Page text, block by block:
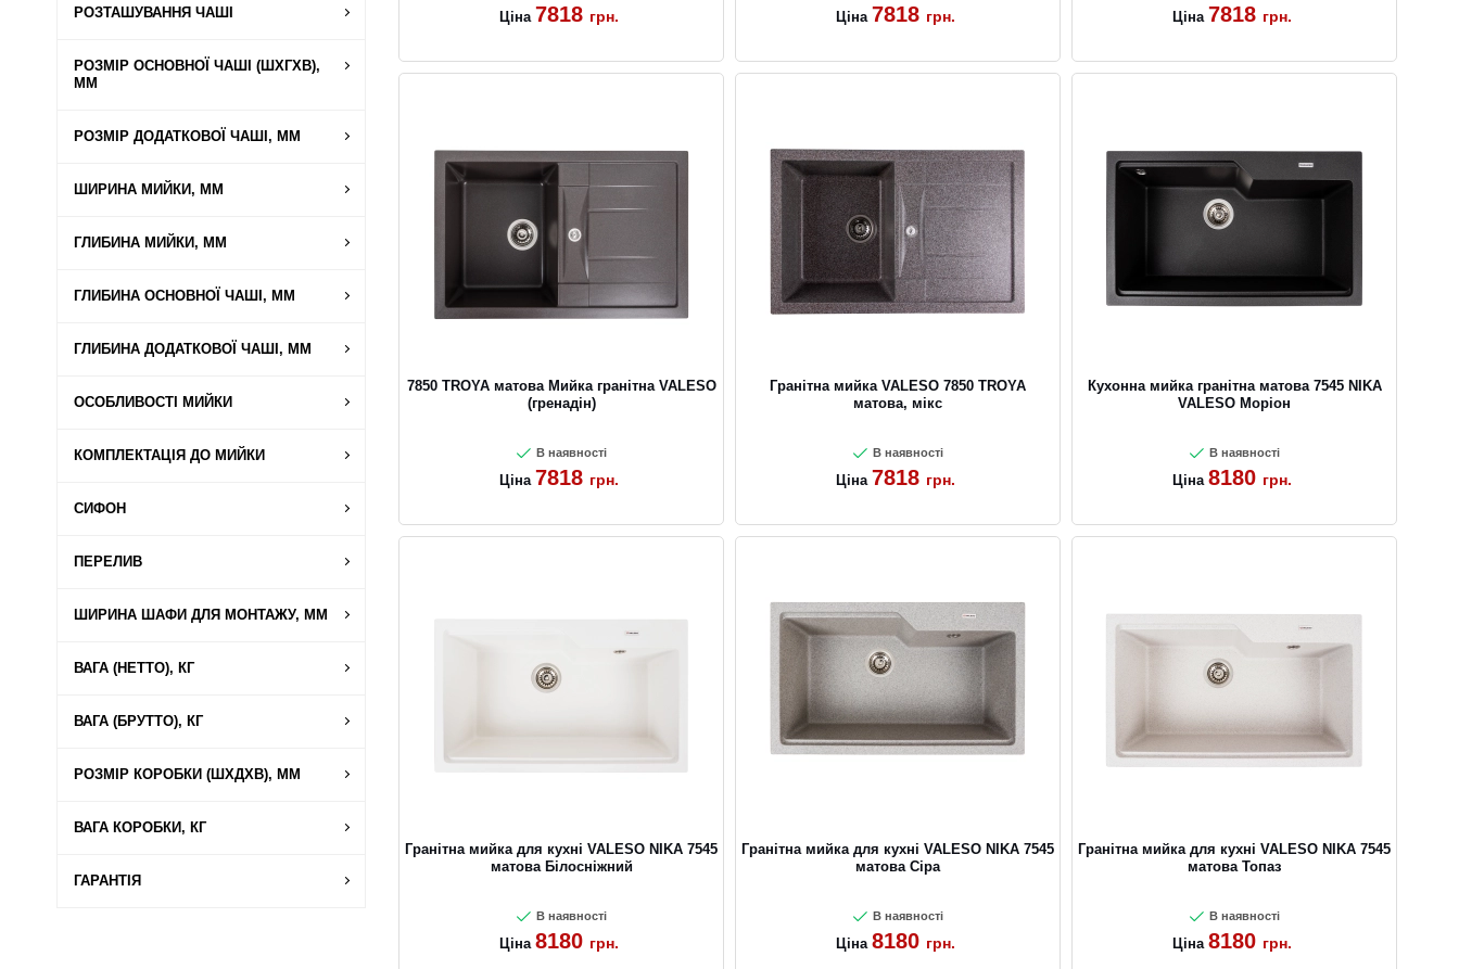
Ціна 7818 грн. Ціна 7818 грн. Ціна 7818 грн.
7850 TROYA матова Мийка гранітна VALESO
(гренадін)
В наявності
Ціна 7818 грн.
Гранітна мийка VALESO 7850 TROYA
матова, мікс
В наявності
Ціна 7818 грн.
Кухонна мийка гранітна матова 7545 NIKA
VALESO Моріон
В наявності
Ціна 8180 грн.
Гранітна мийка для кухні VALESO NIKA 7545
матова Білосніжний
В наявності
Ціна 8180 грн.
Гранітна мийка для кухні VALESO NIKA 7545
матова Сіра
В наявності
Ціна 8180 грн.
Гранітна мийка для кухні VALESO NIKA 7545
матова Топаз
В наявності
Ціна 8180 грн.
РОЗТАШУВАННЯ ЧАШІ
РОЗМІР ОСНОВНОЇ ЧАШІ (ШХГХВ),
ММ
РОЗМІР ДОДАТКОВОЇ ЧАШІ, ММ
ШИРИНА МИЙКИ, ММ
ГЛИБИНА МИЙКИ, ММ
ГЛИБИНА ОСНОВНОЇ ЧАШІ, ММ
ГЛИБИНА ДОДАТКОВОЇ ЧАШІ, ММ
ОСОБЛИВОСТІ МИЙКИ
КОМПЛЕКТАЦІЯ ДО МИЙКИ
СИФОН
ПЕРЕЛИВ
ШИРИНА ШАФИ ДЛЯ МОНТАЖУ, ММ
ВАГА (НЕТТО), КГ
ВАГА (БРУТТО), КГ
РОЗМІР КОРОБКИ (ШХДХВ), ММ
ВАГА КОРОБКИ, КГ
ГАРАНТІЯ